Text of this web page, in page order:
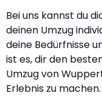
Bei uns kannst du
deinen Umzug
deine Bedürfnisse
ist es, dir den
Umzug von
Erlebnis zu machen.